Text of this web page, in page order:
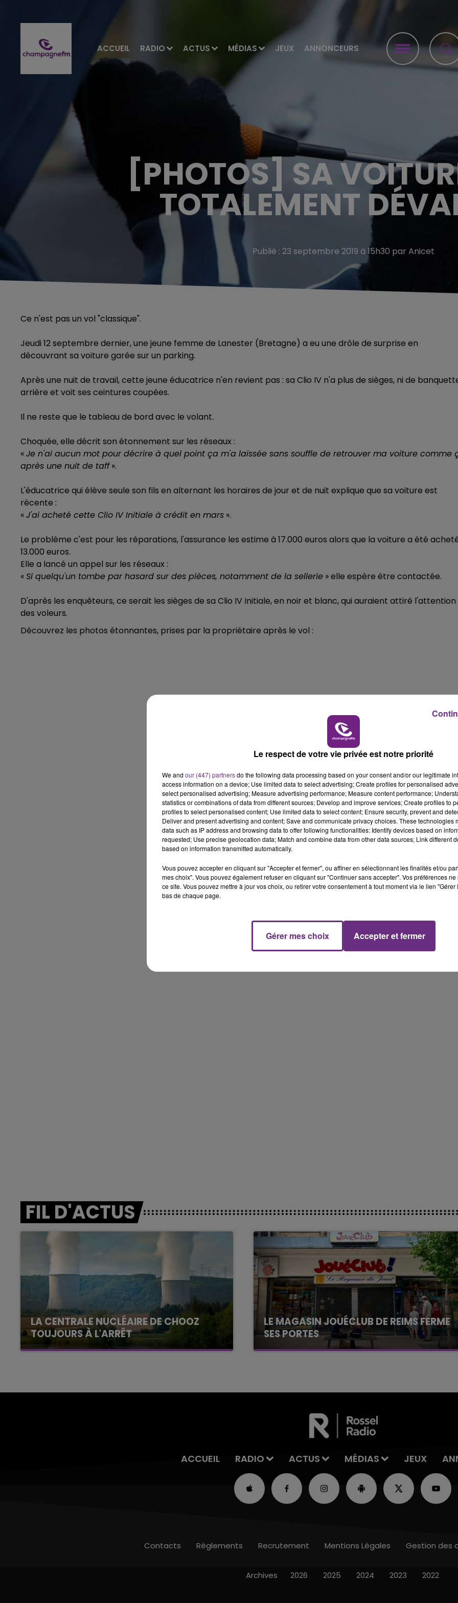
ACCUEIL RADIO ACTUS MÉDIAS JEUX ANNONCEURS
LE WEEK-END CHAMPAGNE FM LE WEEK-END CHAMPAGNE FM
[PHOTOS] SA
TOTALEMENT
Publié : 23 septembre 2019 à 15h30 par Anicet
Ce n'est pas un vol "classique".
Jeudi 12 septembre dernier, une jeune femme de Lanester (Bretagne) a eu une drôle de surprise en
découvrant sa voiture garée sur un parking.
Après une nuit de travail, cette jeune éducatrice n'en revient pas : sa Clio IV n'a plus de sièges, ni de
arrière et voit ses ceintures coupées.
Il ne reste que le tableau de bord avec le volant.
Choquée, elle décrit son étonnement sur les réseaux :
«Je n'ai aucun mot pour décrire à quel point ça m'a laissée sans souffle de retrouver ma voiture comme
après une nuit de taff».
L'éducatrice qui élève seule son fils en alternant les horaires de jour et de nuit explique que sa voiture est
récente :
«J'ai acheté cette Clio IV Initiale à crédit en mars ».
Le problème c'est pour les réparations, l'assurance les estime à 17.000 euros alors que la voiture a été
13.000 euros.
Elle a lancé un appel sur les réseaux :
«Si quelqu'un tombe par hasard sur des pièces, notamment de la sellerie » elle espère être contactée.
D'après les enquêteurs, ce serait les sièges de sa Clio IV Initiale, en noir et blanc, qui auraient attiré l'attention
des voleurs.
Découvrez les photos étonnantes, prises par la propriétaire après le vol :
FIL D'ACTUS
LA CENTRALE NUCLÉAIRE DE CHOOZ
TOUJOURS À L'ARRÊT
Cela fait déjà une semaine que la centrale
LE MAGASIN JOUÉCLUB DE REIMS FERME
SES PORTES
C'était l'une des institutions du centre-ville
LE WEEK-END CHAMPAGNE FM
ACCUEIL RADIO ACTUS MÉDIAS JEUX
Contacts Règlements Recrutement Mentions Légales Gestion des
Archives 2026 2025 2024 2023 2022
Le respect de votre vie privée est notre priorité
We and our (447) partnersdo the following data processing based on your consent and/or our legitimate
access information on a device; Use limited data to select advertising; Create profiles for personalised
select personalised advertising; Measure advertising performance; Measure content performance;
statistics or combinations of data from different sources; Develop and improve services; Create profiles to
profiles to select personalised content; Use limited data to select content; Ensure security, prevent and
Deliver and present advertising and content; Save and communicate privacy choices. These technologies
data such as IP address and browsing data to offer following functionalities: Identify devices based on
requested; Use precise geolocation data; Match and combine data from other data sources; Link different
based on information transmitted automatically.
Vous pouvez accepter en cliquant sur "Accepter et fermer", ou affiner en sélectionnant les finalités et/ou
mes choix". Vous pouvez également refuser en cliquant sur "Continuer sans accepter". Vos préférences
ce site. Vous pouvez mettre à jour vos choix, ou retirer votre consentement à tout moment via le lien
bas de chaque page.
Gérer mes choix Accepter et fermer